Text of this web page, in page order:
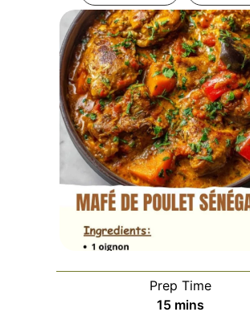
Prep Time
15minutes
mins